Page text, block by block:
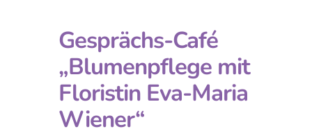
Gesprächs-Café
„Blumenpflege mit
Floristin Eva-Maria
Wiener“